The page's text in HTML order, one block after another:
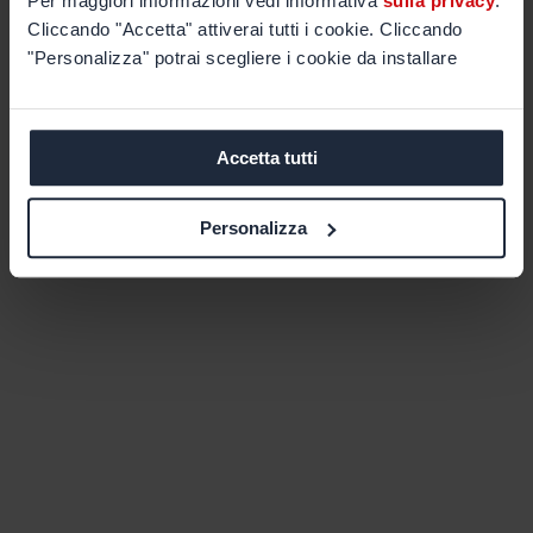
Cliccando "Accetta" attiverai tutti i cookie. Cliccando
"Personalizza" potrai scegliere i cookie da installare
Accetta tutti
Personalizza